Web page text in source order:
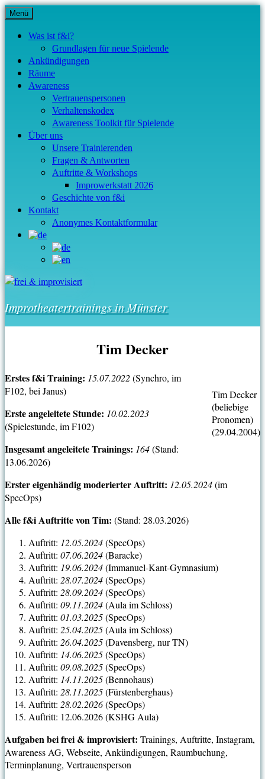
Zum
Inhalt
springen
Improtheatertrainings in Münster
Menü
Was ist f&i?
Grundlagen für neue Spielende
Ankündigungen
Räume
Awareness
Vertrauens­personen
Verhaltens­kodex
Awareness Toolkit für Spielende
Über uns
Unsere Trainierenden
Fragen & Antworten
Auftritte & Workshops
Improwerkstatt 2026
Geschichte von f&i
Kontakt
Anonymes Kontakt­formular
Tim Decker
Tim Decker
(beliebige
Pronomen)
(29.04.2004)
Erstes f&i Training: 15.07.2022(Synchro, im
F102, bei Janus)
Erste angeleitete Stunde: 10.02.2023
(Spielestunde, im F102)
Insgesamt angeleitete Trainings: 164(Stand:
13.06.2026)
Erster eigenhändig moderierter Auftritt: 12.05.2024(im
SpecOps)
Alle f&i Auftritte von Tim: (Stand: 28.03.2026)
Auftritt: 12.05.2024(SpecOps)
Auftritt: 07.06.2024(Baracke)
Auftritt: 19.06.2024(Immanuel-Kant-Gymnasium)
Auftritt: 28.07.2024(SpecOps)
Auftritt: 28.09.2024(SpecOps)
Auftritt: 09.11.2024(Aula im Schloss)
Auftritt: 01.03.2025(SpecOps)
Auftritt: 25.04.2025(Aula im Schloss)
Auftritt: 26.04.2025(Davensberg, nur TN)
Auftritt: 14.06.2025(SpecOps)
Auftritt: 09.08.2025(SpecOps)
Auftritt: 14.11.2025(Bennohaus)
Auftritt: 28.11.2025(Fürstenberghaus)
Auftritt: 28.02.2026(SpecOps)
Auftritt: 12.06.2026 (KSHG Aula)
Aufgaben bei frei & improvisiert: Trainings, Auftritte, Instagram,
Awareness AG, Webseite, Ankündigungen, Raumbuchung,
Terminplanung, Vertrauensperson